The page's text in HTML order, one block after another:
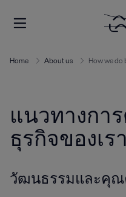
Home About us How we do
แนวทางกา
ธุรกิจของเรา
วัฒนธรรมและคุณ